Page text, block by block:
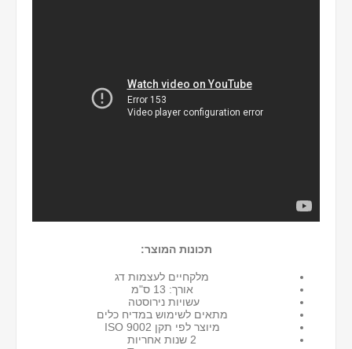
תכונות המוצר:
מלקחיים לעצמות דג
אורך: 13 ס"מ
עשויות נירוסטה
מתאים לשימוש במדיח כלים
מיוצר לפי תקן ISO 9002
2 שנות אחריות